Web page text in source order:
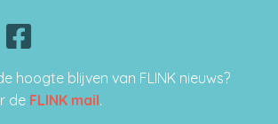
hoogte blijven van FLINK nieuws?
de FLINK mail.